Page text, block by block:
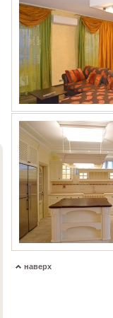
наверх